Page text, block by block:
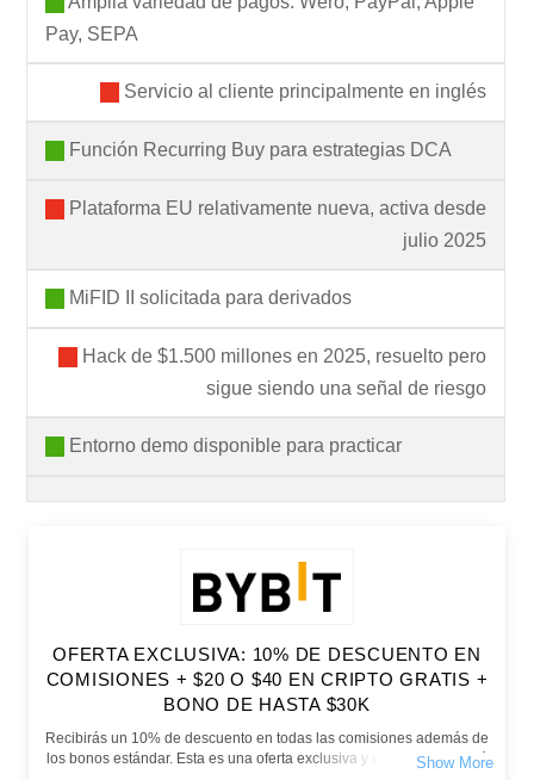
Pay, SEPA
Servicio al cliente principalmente en inglés
Función Recurring Buy para estrategias DCA
Plataforma EU relativamente nueva, activa desde
julio 2025
MiFID II solicitada para derivados
Hack de $1.500 millones en 2025, resuelto pero
sigue siendo una señal de riesgo
Entorno demo disponible para practicar
OFERTA EXCLUSIVA: 10% DE DESCUENTO EN
COMISIONES + $20 O $40 EN CRIPTO GRATIS +
BONO DE HASTA $30K
Recibirás un 10% de descuento en todas las comisiones además de
los bonos estándar. Esta es una oferta exclusiva y el descuento será